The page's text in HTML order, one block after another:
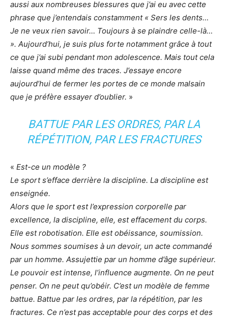
aussi aux nombreuses blessures que j’ai eu avec cette
phrase que j’entendais constamment « Sers les dents…
Je ne veux rien savoir… Toujours à se plaindre celle-là…
». Aujourd’hui, je suis plus forte notamment grâce à tout
ce que j’ai subi pendant mon adolescence. Mais tout cela
laisse quand même des traces. J’essaye encore
aujourd’hui de fermer les portes de ce monde malsain
que je préfère essayer d’oublier. »
BATTUE PAR LES ORDRES, PAR LA
RÉPÉTITION, PAR LES FRACTURES
« Est-ce un modèle ?
Le sport s’efface derrière la discipline. La discipline est
enseignée.
Alors que le sport est l’expression corporelle par
excellence, la discipline, elle, est effacement du corps.
Elle est robotisation. Elle est obéissance, soumission.
Nous sommes soumises à un devoir, un acte commandé
par un homme. Assujettie par un homme d’âge supérieur.
Le pouvoir est intense, l’influence augmente. On ne peut
penser. On ne peut qu’obéir. C’est un modèle de femme
battue. Battue par les ordres, par la répétition, par les
fractures. Ce n’est pas acceptable pour des corps et des